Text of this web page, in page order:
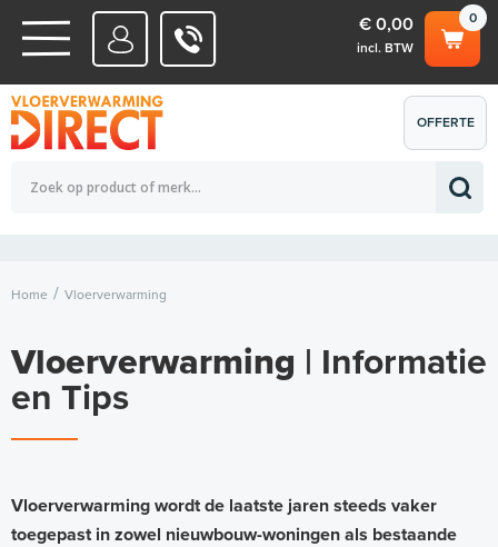
WATERSYSTEMEN
ELEKTRISCHE SYSTEMEN
0
€ 0,00
incl. BTW
Totaalbedrag (incl. BTW) € 0,00
OFFERTE
AANVRAGEN
Home Vloerverwarming
Vloerverwarming | Informatie
en Tips
Vloerverwarming wordt de laatste jaren steeds vaker
toegepast in zowel nieuwbouw-woningen als bestaande